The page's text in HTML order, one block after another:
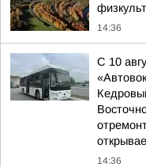
14:36
С 10
14:36